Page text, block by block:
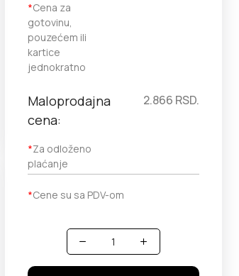
*Cena za
gotovinu,
pouzećem ili
kartice
jednokratno
Maloprodajna
cena:
*Za odloženo
plaćanje
2.866 RSD.
*Cene su sa PDV-om
Količina